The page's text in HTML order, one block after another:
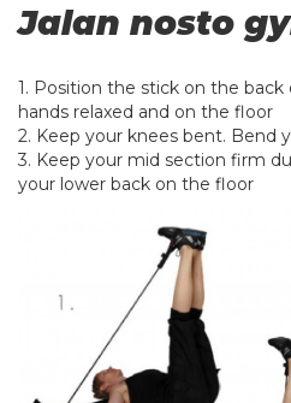
Jalan nosto
1. Position the stick on the
hands relaxed and on the floor
2. Keep your knees bent. Bend
3. Keep your mid section firm
your lower back on the floor